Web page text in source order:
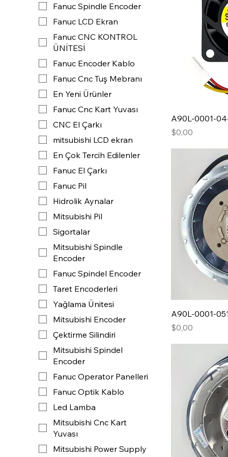
Fanuc Spindle Encoder
Fanuc LCD Ekran
Fanuc CNC KONTROL
ÜNİTESİ
Fanuc Encoder Kablo
Fanuc Cnc Tuş Mebranı
En Yeni Ürünler
Fanuc Cnc Kart Yuvası
CNC El Çarkı
mitsubishi LCD ekran
En Çok Tercih Edilenler
Fanuc El Çarkı
Fanuc Pil
Hidrolik Aynalar
Mitsubishi Pil
Sigortalar
​Mitsubishi Spindle
Encoder
Fanuc Spindel Encoder
Taret Encoderleri
Yağlama Ünitesi
Mitsubishi Encoder
Çektirme Silindiri
​Mitsubishi Spindel
Encoder
Fanuc Operator Panelleri
Fanuc Optik Kablo
Led Lamba
Mitsubishi Cnc Kart
Yuvası
Mitsubishi Power Supply
A90L-0001-
Fiyat
$0,00
A90L-0001-
Fiyat
$0,00